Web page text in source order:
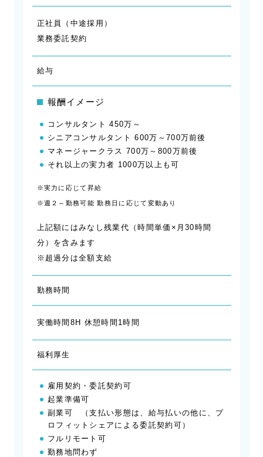
正社員（中途採用）
業務委託契約
給与
報酬イメージ
コンサルタント 450万～
シニアコンサルタント 600万～700万前後
マネージャークラス 700万～800万前後
それ以上の実力者 1000万以上も可
※実力に応じて昇給
※週２～勤務可能 勤務日に応じて変動あり
上記額にはみなし残業代（時間単価×月30時間
分）を含みます
※超過分は全額支給
勤務時間
実働時間8H 休憩時間1時間
福利厚生
雇用契約・委託契約可
起業準備可
副業可 （支払い形態は、給与払いの他に、プ
ロフィットシェアによる委託契約可）
フルリモート可
勤務地問わず